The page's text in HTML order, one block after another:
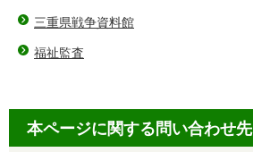
三重県戦争資料館
福祉監査
本ページに関する問い合わせ先